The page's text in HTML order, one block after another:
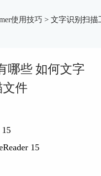
使用技巧 > 文字识别扫描
哪些 如何文字
件
15